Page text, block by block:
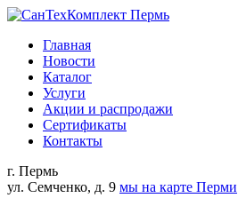
Главная
Новости
Каталог
Услуги
Акции и распродажи
Сертификаты
Контакты
г. Пермь
ул. Семченко, д. 9 мы на карте Перми